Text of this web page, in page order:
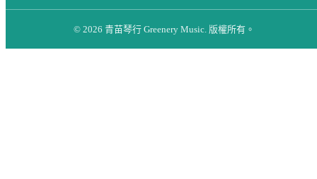
© 2026 青苗琴行 Greenery Music. 版權所有。